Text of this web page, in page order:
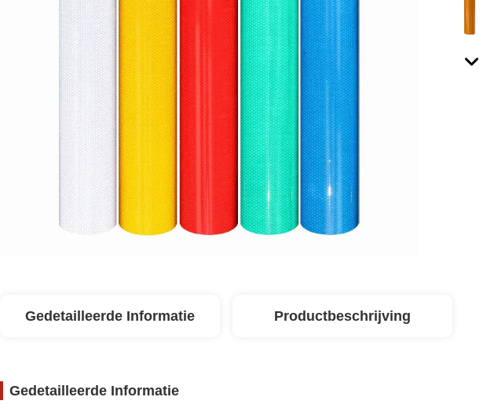
Gedetailleerde Informatie Productbeschrijving
Gedetailleerde Informatie